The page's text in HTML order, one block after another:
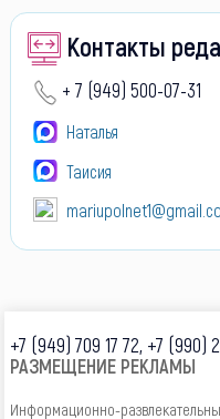
Контакты
+ 7 (949) 500-07-31
Наталья
Таисия
+7 (949) 709 17 72, +7 (990)
РАЗМЕЩЕНИЕ РЕКЛАМЫ
Информационно-